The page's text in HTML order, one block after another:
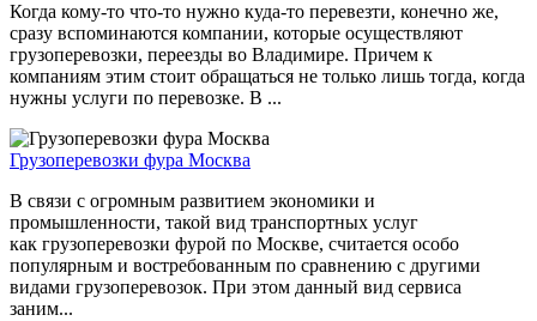
Когда кому-то что-то нужно куда-то перевезти, конечно же,
сразу вспоминаются компании, которые осуществляют
грузоперевозки, переезды во Владимире. Причем к
компаниям этим стоит обращаться не только лишь тогда, когда
нужны услуги по перевозке. В ...
Грузоперевозки фура Москва
В связи с огромным развитием экономики и
промышленности, такой вид транспортных услуг
как грузоперевозки фурой по Москве, считается особо
популярным и востребованным по сравнению с другими
видами грузоперевозок. При этом данный вид сервиса
заним...